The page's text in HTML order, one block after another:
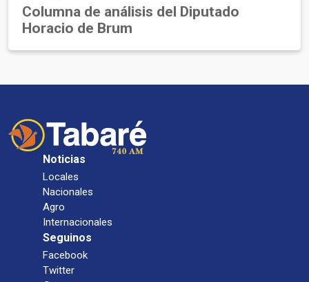
Columna de análisis del Diputado
Horacio de Brum
Noticias
Locales
Nacionales
Agro
Internacionales
Seguinos
Facebook
Twitter